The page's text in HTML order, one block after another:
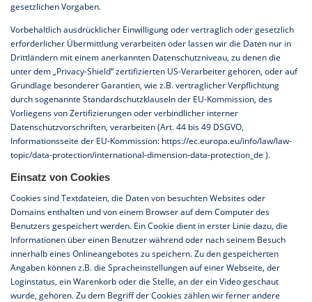
gesetzlichen Vorgaben.
Vorbehaltlich ausdrücklicher Einwilligung oder vertraglich oder gesetzlich
erforderlicher Übermittlung verarbeiten oder lassen wir die Daten nur in
Drittländern mit einem anerkannten Datenschutzniveau, zu denen die
unter dem „Privacy-Shield“ zertifizierten US-Verarbeiter gehören, oder auf
Grundlage besonderer Garantien, wie z.B. vertraglicher Verpflichtung
durch sogenannte Standardschutzklauseln der EU-Kommission, des
Vorliegens von Zertifizierungen oder verbindlicher interner
Datenschutzvorschriften, verarbeiten (Art. 44 bis 49 DSGVO,
Informationsseite der EU-Kommission: https://ec.europa.eu/info/law/law-
topic/data-protection/international-dimension-data-protection_de ).
Einsatz von Cookies
Cookies sind Textdateien, die Daten von besuchten Websites oder
Domains enthalten und von einem Browser auf dem Computer des
Benutzers gespeichert werden. Ein Cookie dient in erster Linie dazu, die
Informationen über einen Benutzer während oder nach seinem Besuch
innerhalb eines Onlineangebotes zu speichern. Zu den gespeicherten
Angaben können z.B. die Spracheinstellungen auf einer Webseite, der
Loginstatus, ein Warenkorb oder die Stelle, an der ein Video geschaut
wurde, gehören. Zu dem Begriff der Cookies zählen wir ferner andere